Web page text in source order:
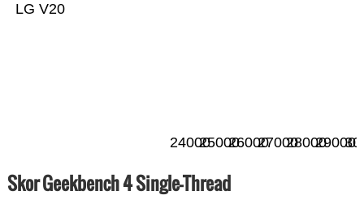
LG V20
240002500026000270002800029000
Skor Geekbench 4 Single-Thread